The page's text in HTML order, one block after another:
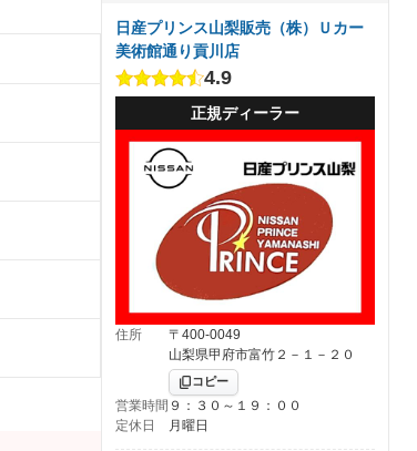
日産プリンス山梨販売（株）Ｕカー
美術館通り貢川店
4.9
正規ディーラー
住所
〒400-0049
山梨県甲府市富竹２－１－２０
コピー
営業時間 ９：３０～１９：００
定休日
月曜日